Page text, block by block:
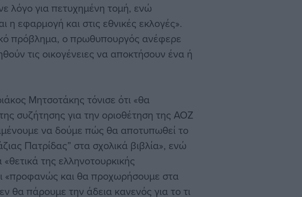
λόγο για πετυχημένη τομή, ενώ
η εφαρμογή και στις εθνικές εκλογές».
πρόβλημα, ο πρωθυπουργός ανέφερε
τις οικογένειες να αποκτήσουν ένα ή
Μητσοτάκης τόνισε ότι «θα
συζήτησης για την οριοθέτηση της ΑΟΖ
να δούμε πώς θα αποτυπωθεί το
Πατρίδας” στα σχολικά βιβλία», ενώ
της ελληνοτουρκικής
«προφανώς και θα προχωρήσουμε στα
θα πάρουμε την άδεια κανενός για το τι